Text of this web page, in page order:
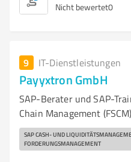
Nicht bewertet0
9 IT-Dienstleistungen
Payyxtron GmbH
SAP-Berater und SAP-
Chain Management (FSCM)
SAP CASH- UND
FORDERUNGSMANAGEMENT